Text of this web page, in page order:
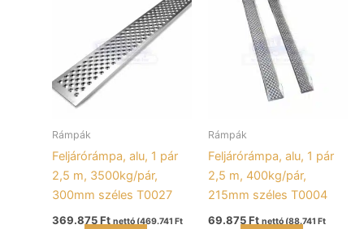
Rámpák
Feljárórámpa, alu, 1 pár
2,5 m, 3500kg/pár,
300mm széles T0027
369.875Ft nettó (469.741 Ft
Rámpák
Feljárórámpa, alu, 1 pár
2,5 m, 400kg/pár,
215mm széles T0004
69.875Ft nettó (88.741 Ft